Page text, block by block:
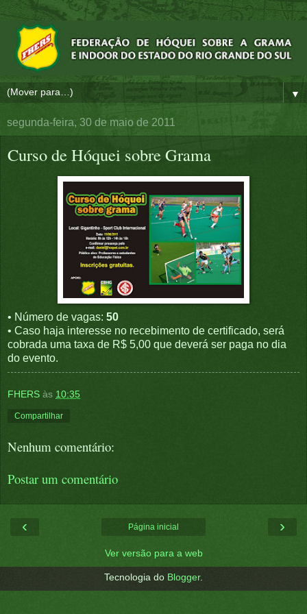
▼
segunda-feira, 30 de maio de 2011
Curso de Hóquei sobre Grama
• Número de vagas: 50
• Caso haja interesse no recebimento de certificado, será
cobrada uma taxa de R$ 5,00 que deverá ser paga no dia
do evento.
FHERS às 10:35
Compartilhar
Nenhum comentário:
Postar um comentário
‹ ›
Página inicial
Ver versão para a web
Tecnologia do Blogger.